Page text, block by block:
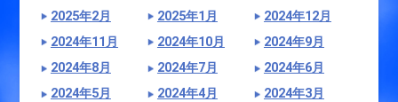
2025年2月
2025年1月
2024年12月
2024年11月
2024年10月
2024年9月
2024年8月
2024年7月
2024年6月
2024年5月
2024年4月
2024年3月